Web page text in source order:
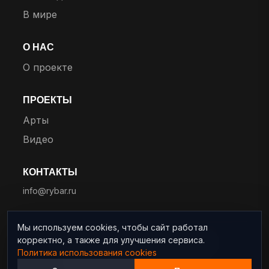
В мире
О НАС
О проекте
ПРОЕКТЫ
Арты
Видео
КОНТАКТЫ
info@rybar.ru
© 2025 RYBAR. Все права защищены.
Мы используем cookies, чтобы сайт работал
корректно, а также для улучшения сервиса.
Политика использования cookies